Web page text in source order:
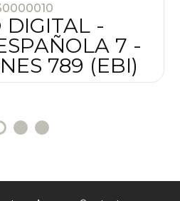
DIGITAL -
7 -
789 (EBI)